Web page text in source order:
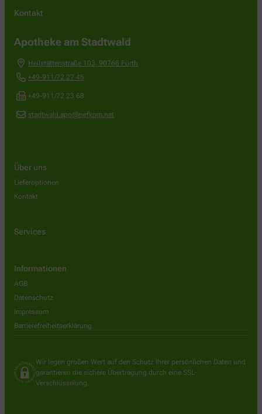
Kontakt
Apotheke am Stadtwald
Heilstättenstraße 103 90768 Fürth
+49-911/72 27 45
+49-911/72 23 68
stadtwald.apo@nefkom.net
Über uns
Lieferoptionen
Kontakt
Services
Informationen
AGB
Datenschutz
Impressum
Barrierefreiheitserklärung
Wir legen großen Wert auf den Schutz Ihrer persönlichen Daten und
garantieren die sichere Übertragung durch eine SSL-
Verschlüsselung.